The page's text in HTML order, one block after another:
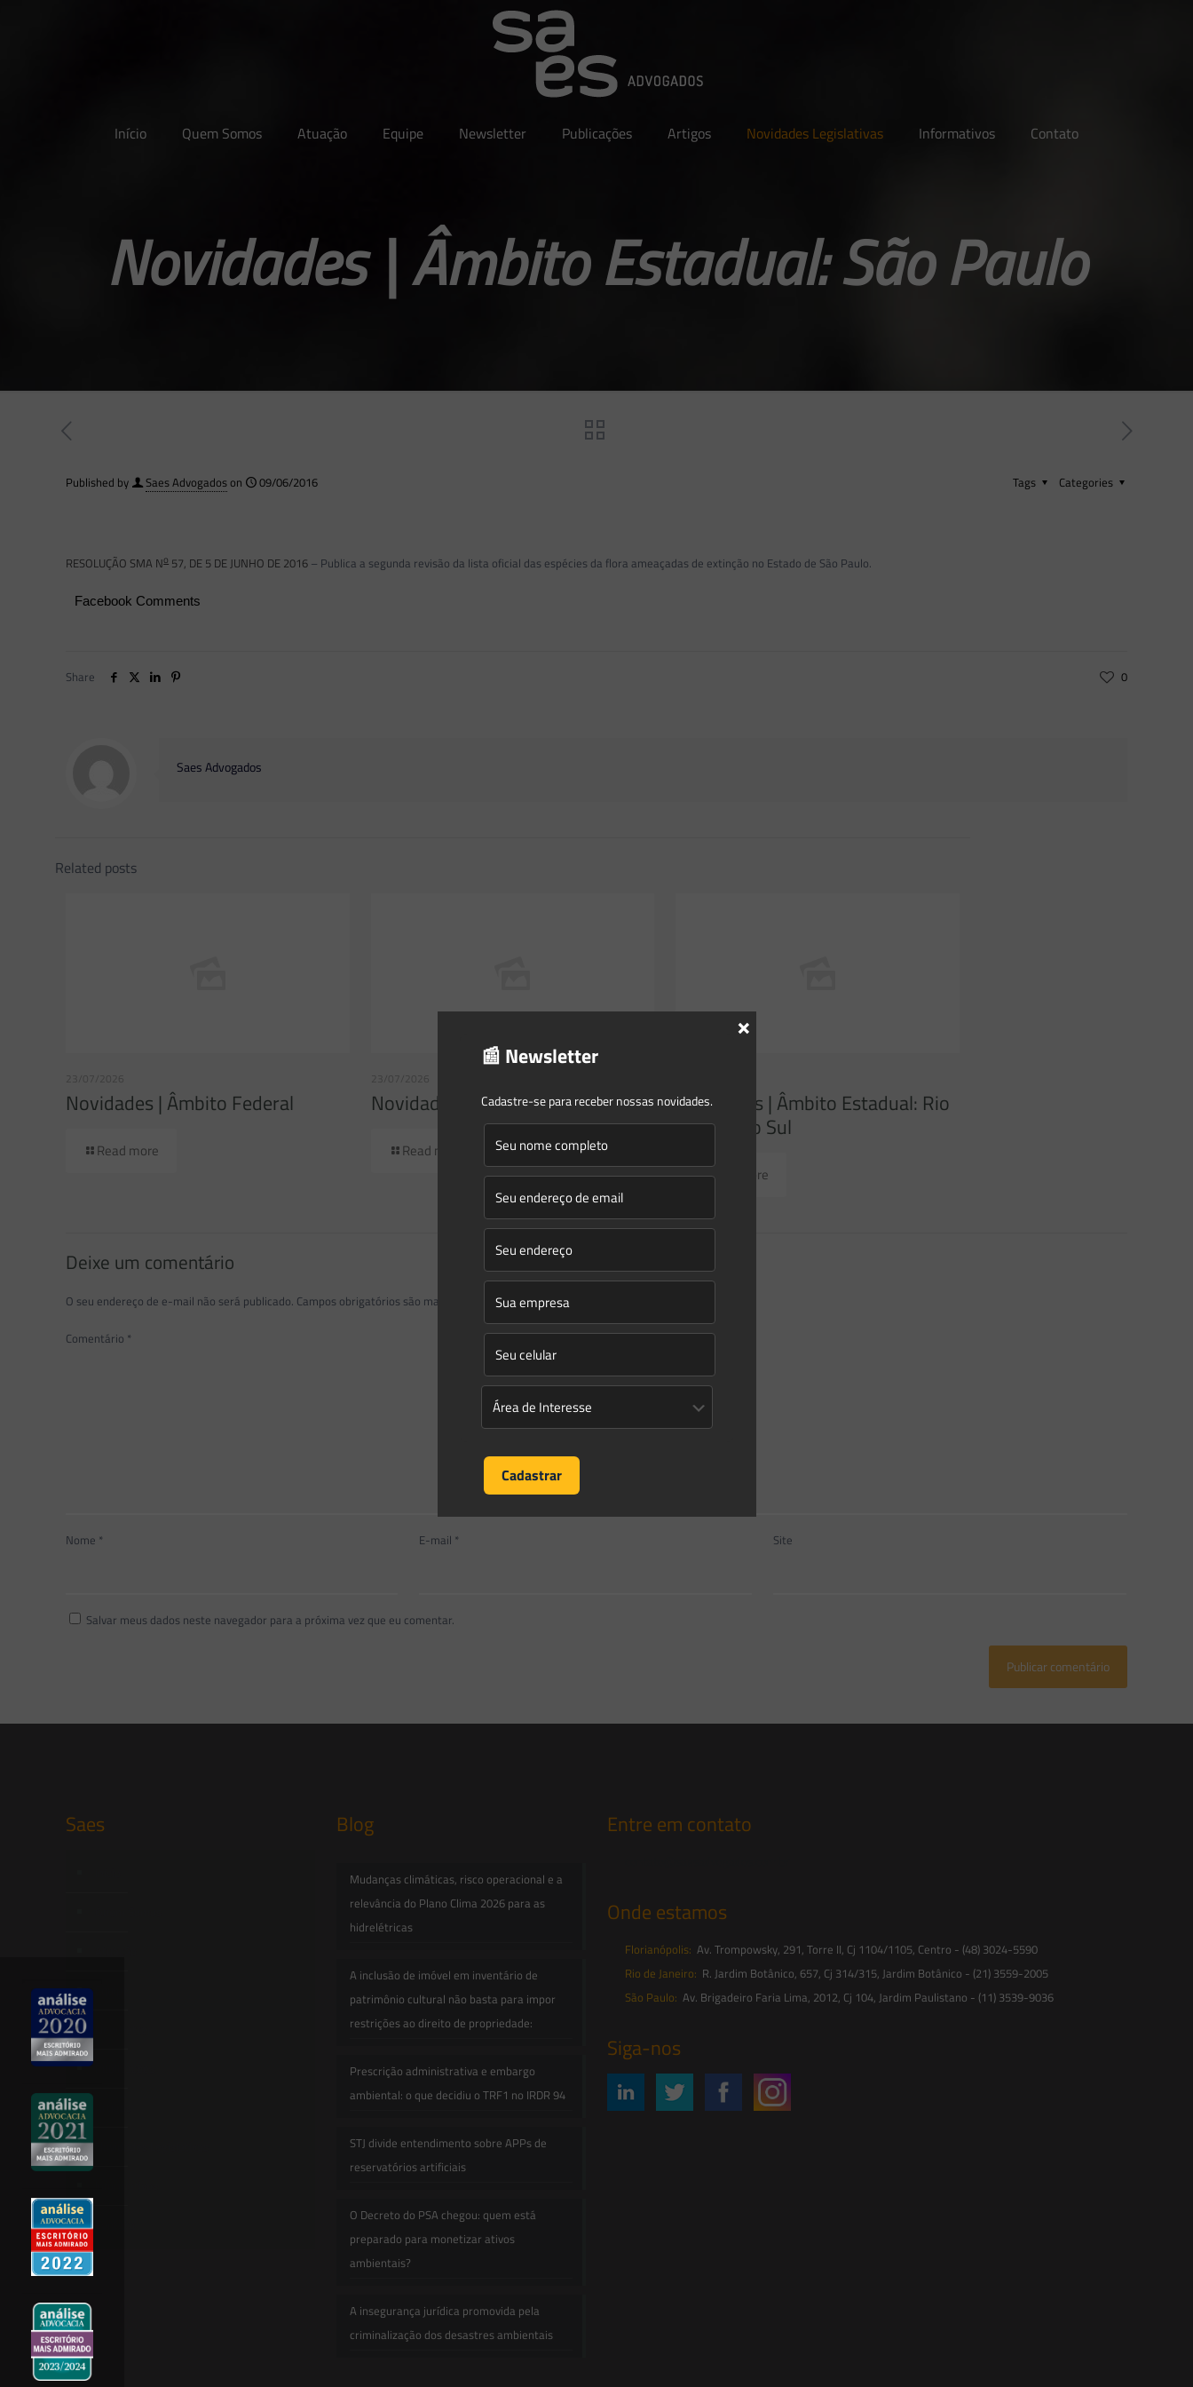
Início Quem Somos Atuação Equipe Newsletter Publicações Artigos Novidades Legislativas Informativos Contato
Novidades | Âmbito Estadual: São Paulo
Published by Saes Advogadoson 09/06/2016 Categories
Tags
RESOLUÇÃO SMA No 57, DE 5 DE JUNHO DE 2016 – Publica a segunda revisão da lista oficial das espécies da flora ameaçadas de extinção no Estado de São Paulo.
Facebook Comments
Share 0
Saes Advogados
Related posts
23/07/2026
Novidades | Âmbito Federal
Read more
23/07/2026
Novidades | Âmbito Federal
Read more
Novidades | Âmbito Estadual: Rio
Grande do Sul
Read more
Deixe um comentário
O seu endereço de e-mail não será publicado. Campos obrigatórios são marcados com*
Comentário *
Nome * E-mail * Site
Salvar meus dados neste navegador para a próxima vez que eu comentar.
Saes Blog
Mudanças climáticas, risco operacional e a
relevância do Plano Clima 2026 para as
hidrelétricas
A inclusão de imóvel em inventário de
patrimônio cultural não basta para impor
restrições ao direito de propriedade:
Prescrição administrativa e embargo
ambiental: o que decidiu o TRF1 no IRDR 94
STJ divide entendimento sobre APPs de
reservatórios artificiais
O Decreto do PSA chegou: quem está
preparado para monetizar ativos
ambientais?
A insegurança jurídica promovida pela
criminalização dos desastres ambientais
Entre em contato
Onde estamos
Florianópolis: Av. Trompowsky, 291, Torre II, Cj 1104/1105, Centro - (48) 3024-5590
Rio de Janeiro: R. Jardim Botânico, 657, Cj 314/315, Jardim Botânico - (21) 3559-2005
São Paulo: Av. Brigadeiro Faria Lima, 2012, Cj 104, Jardim Paulistano - (11) 3539-9036
Siga-nos
📰 Newsletter
Cadastre-se para receber nossas novidades.
×